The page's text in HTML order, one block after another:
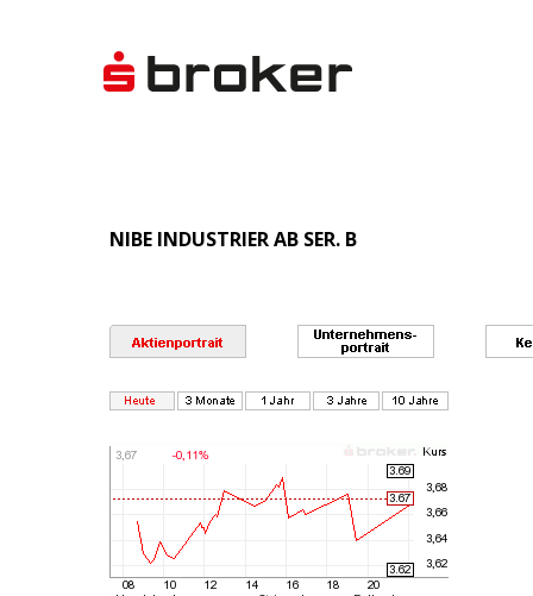
NIBE INDUSTRIER AB SER. B